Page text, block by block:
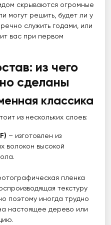
скрываются огромные
могут решить, будет ли у
служить годами, или
вас при первом
из чего
сделаны
классика
из нескольких слоев:
– изготовлен из
волокон высокой
пленка
текстуру
поэтому иногда трудно
настоящее дерево или